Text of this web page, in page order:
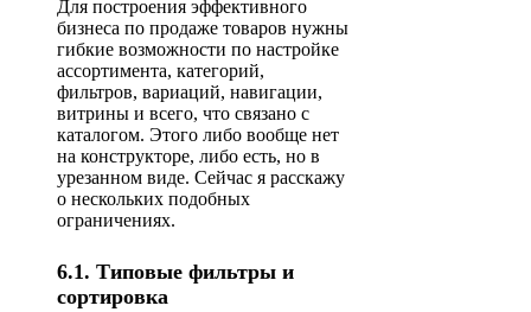
Для построения эффективного
бизнеса по продаже товаров нужны
гибкие возможности по настройке
ассортимента, категорий,
фильтров, вариаций, навигации,
витрины и всего, что связано с
каталогом. Этого либо вообще нет
на конструкторе, либо есть, но в
урезанном виде. Сейчас я расскажу
о нескольких подобных
ограничениях.
6.1. Типовые фильтры и
сортировка